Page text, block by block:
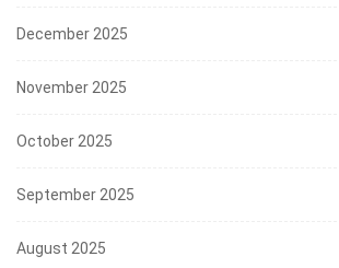
December 2025
November 2025
October 2025
September 2025
August 2025